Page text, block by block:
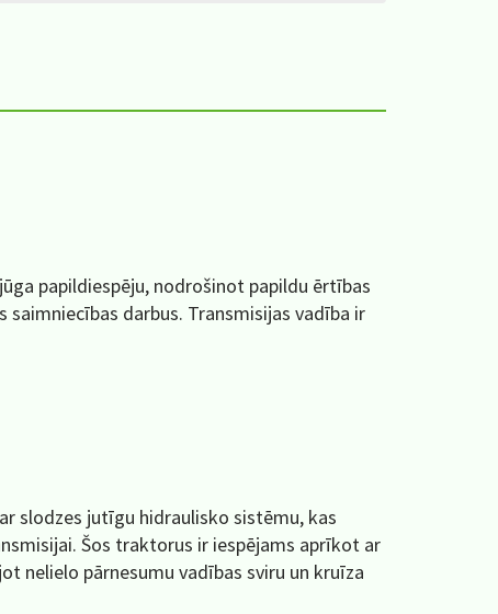
papildiespēju, nodrošinot papildu ērtības
darbus. Transmisijas vadība ir
slodzes jutīgu hidraulisko sistēmu, kas
Šos traktorus ir iespējams aprīkot ar
nelielo pārnesumu vadības sviru un kruīza